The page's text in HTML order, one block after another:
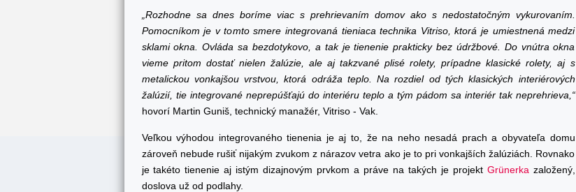
„Rozhodne sa dnes boríme viac s prehrievaním domov ako s nedostatočným vykurovaním.
Pomocníkom je v tomto smere integrovaná tieniaca technika Vitriso, ktorá je umiestnená medzi
sklami okna. Ovláda sa bezdotykovo, a tak je tienenie prakticky bez údržbové. Do vnútra okna
vieme pritom dostať nielen žalúzie, ale aj takzvané plisé rolety, prípadne klasické rolety, aj s
metalickou vonkajšou vrstvou, ktorá odráža teplo. Na rozdiel od tých klasických interiérových
žalúzií, tie integrované neprepúšťajú do interiéru teplo a tým pádom sa interiér tak neprehrieva,“
hovorí Martin Guniš, technický manažér, Vitriso - Vak.
Veľkou výhodou integrovaného tienenia je aj to, že na neho nesadá prach a obyvateľa domu
zároveň nebude rušiť nijakým zvukom z nárazov vetra ako je to pri vonkajších žalúziách. Rovnako
je takéto tienenie aj istým dizajnovým prvkom a práve na takých je projekt Grünerka založený,
doslova už od podlahy.